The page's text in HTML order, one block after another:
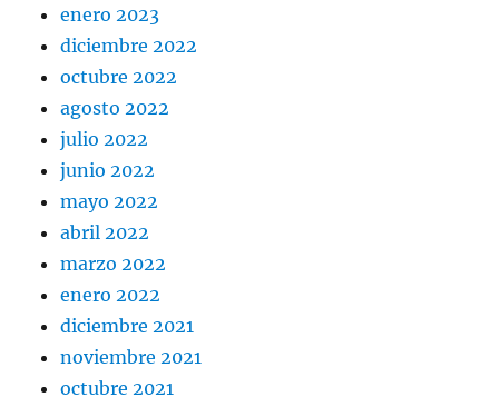
enero 2023
diciembre 2022
octubre 2022
agosto 2022
julio 2022
junio 2022
mayo 2022
abril 2022
marzo 2022
enero 2022
diciembre 2021
noviembre 2021
octubre 2021